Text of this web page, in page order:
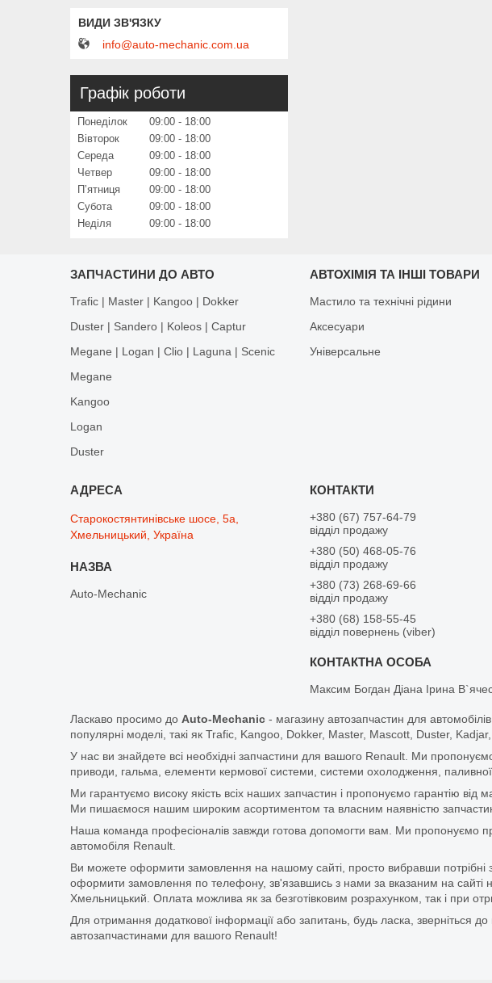
info@auto-mechanic.com.ua
Графік роботи
Понеділок 09:00
18:00
Вівторок
09:00
18:00
Середа
09:00
18:00
Четвер
09:00
18:00
Пʼятниця
09:00
18:00
Субота
09:00
18:00
Неділя
09:00 18:00
ЗАПЧАСТИНИ ДО АВТО
Trafic | Master | Kangoo | Dokker
Duster | Sandero | Koleos | Captur
Megane | Logan | Clio | Laguna | Scenic
Megane
Kangoo
Logan
Duster
АВТОХІМІЯ ТА ІНШІ ТОВАРИ
Мастило та технічні рідини
Аксесуари
Універсальне
Старокостянтинівське шосе, 5а,
Хмельницький, Україна
Auto-Mechanic
+380 (67) 757-64-79
відділ продажу
+380 (50) 468-05-76
відділ продажу
+380 (73) 268-69-66
відділ продажу
+380 (68) 158-55-45
відділ повернень (viber)
Максим Богдан Діана Ірина
Ласкаво просимо до Auto-Mechanic - магазину автозапчастин для
популярні моделі, такі як Trafic, Kangoo, Dokker, Master, Mascott, Duster,
У нас ви знайдете всі необхідні запчастини для вашого Renault. Ми
приводи, гальма, елементи кермової системи, системи охолодження, паливної
Ми гарантуємо високу якість всіх наших запчастин і пропонуємо гарантію
Ми пишаємося нашим широким асортиментом та власним наявністю
Наша команда професіоналів завжди готова допомогти вам. Ми пропонуємо
автомобіля Renault.
Ви можете оформити замовлення на нашому сайті, просто вибравши потрібні
оформити замовлення по телефону, зв'язавшись з нами за вказаним на
Хмельницький. Оплата можлива як за безготівковим розрахунком, так і при
Для отримання додаткової інформації або запитань, будь ласка, зверніться
автозапчастинами для вашого Renault!